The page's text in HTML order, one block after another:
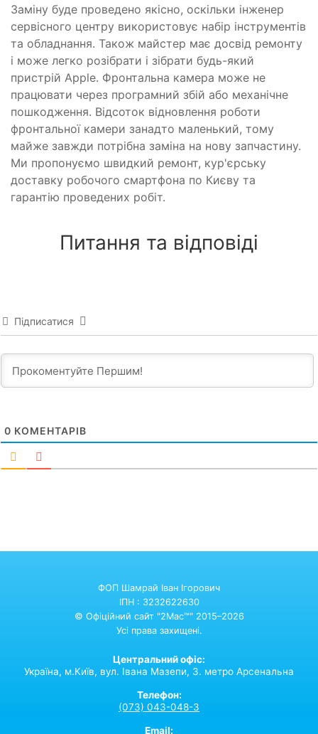
Заміну буде проведено якісно, ​​оскільки інженер
сервісного центру використовує набір інструментів
та обладнання. Також майстер має досвід ремонту
і може легко розібрати і зібрати будь-який
пристрій Apple. Фронтальна камера може не
працювати через програмний збій або механічне
пошкодження. Відсоток відновлення роботи
фронтальної камери занадто маленький, тому
майже завжди потрібна заміна на нову запчастину.
Ми пропонуємо швидкий ремонт, кур'єрську
доставку робочого смартфона по Києву та
гарантію проведених робіт.
Питання та відповіді
Підписатися
0 КОМЕНТАРІВ
ФОП Шамрай Іван Ігорович
ІПН : 3232622630
© Офіційний сайт "2Mac™" 2015–2026
Усі права захищені.
Центральний офіс:
Україна, м.Київ, вул. Івана Мазепи, 3. метро Арсенальна
Телефон:
(073) 043-048-3
Email: